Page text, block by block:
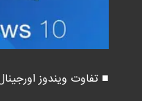
■ تفاوت ویندوز